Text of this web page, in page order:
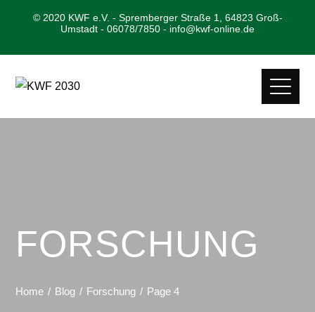
© 2020 KWF e.V. - Spremberger Straße 1, 64823 Groß-
Umstadt - 06078/7850 - info@kwf-online.de
FORSCHUNG
Home Blog Forschung Page 4